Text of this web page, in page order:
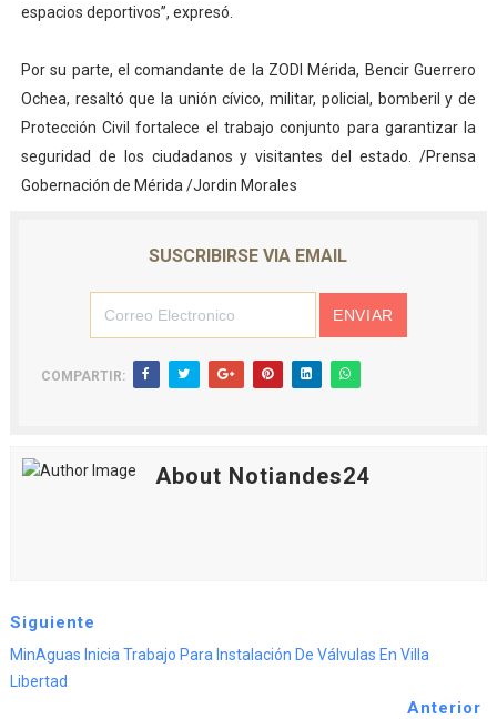
espacios deportivos”, expresó.
Por su parte, el comandante de la ZODI Mérida, Bencir Guerrero
Ochea, resaltó que la unión cívico, militar, policial, bomberil y de
Protección Civil fortalece el trabajo conjunto para garantizar la
seguridad de los ciudadanos y visitantes del estado. /Prensa
Gobernación de Mérida /Jordin Morales
SUSCRIBIRSE VIA EMAIL
COMPARTIR:
About Notiandes24
Siguiente
MinAguas Inicia Trabajo Para Instalación De Válvulas En Villa
Libertad
Anterior